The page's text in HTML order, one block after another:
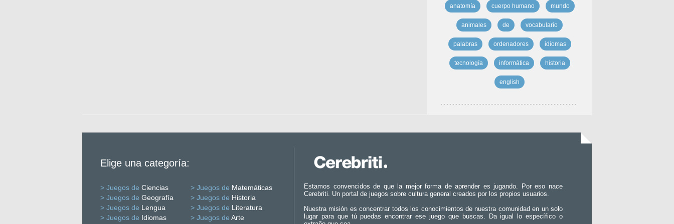
anatomía cuerpo humano mundo
animales de vocabulario
palabras ordenadores idiomas
tecnología informática historia
english
Elige una categoría:
> Juegos de Ciencias > Juegos de Matemáticas
> Juegos de Geografía > Juegos de Historia
> Juegos de Lengua > Juegos de Literatura
> Juegos de Idiomas > Juegos de Arte
Estamos convencidos de que la mejor forma de aprender es jugando. Por eso nace
Cerebriti. Un portal de juegos sobre cultura general creados por los propios usuarios.
Nuestra misión es concentrar todos los conocimientos de nuestra comunidad en un solo
lugar para que tú puedas encontrar ese juego que buscas. Da igual lo específico o